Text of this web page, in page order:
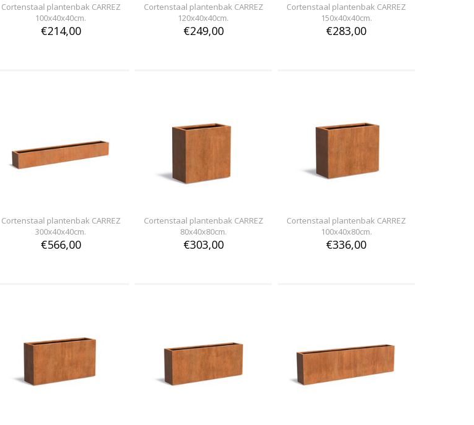
Cortenstaal plantenbak CARREZ
100x40x40cm.
€214,00
Cortenstaal plantenbak CARREZ
120x40x40cm.
€249,00
Cortenstaal plantenbak CARREZ
150x40x40cm.
€283,00
Cortenstaal plantenbak CARREZ
300x40x40cm.
€566,00
Cortenstaal plantenbak CARREZ
80x40x80cm.
€303,00
Cortenstaal plantenbak CARREZ
100x40x80cm.
€336,00